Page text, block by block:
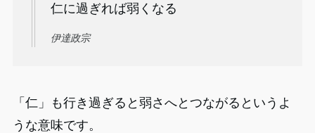
仁に過ぎれば弱くなる
伊達政宗
「仁」も行き過ぎると弱さへとつながるというよ
うな意味です。